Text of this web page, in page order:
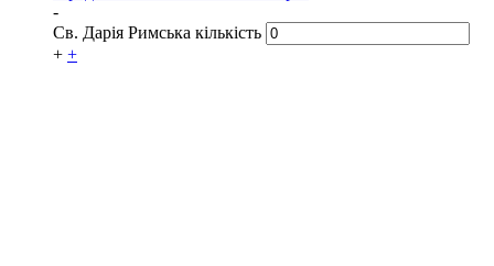
-
Св. Дарія Римська кількість
+ +